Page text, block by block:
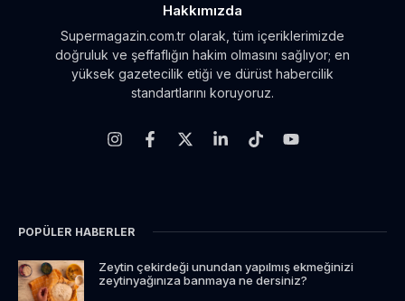
Hakkımızda
Supermagazin.com.tr olarak, tüm içeriklerimizde
doğruluk ve şeffaflığın hakim olmasını sağlıyor; en
yüksek gazetecilik etiği ve dürüst habercilik
standartlarını koruyoruz.
POPÜLER HABERLER
Zeytin çekirdeği unundan yapılmış ekmeğinizi
zeytinyağınıza banmaya ne dersiniz?